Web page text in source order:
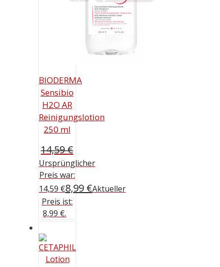
BIODERMA
Sensibio
H2O AR
Reinigungslotion
250 ml
14,59€
Ursprünglicher
Preis war:
14,59 €8,99 €Aktueller
Preis ist:
8,99 €.